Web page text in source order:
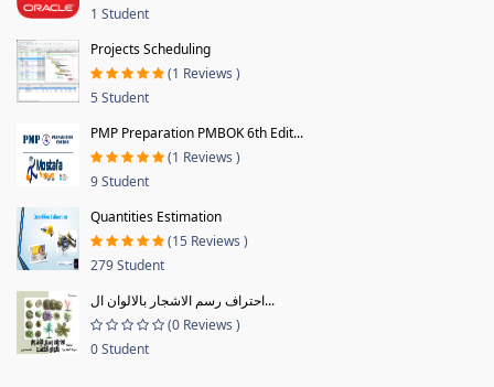
1 Student
Projects Scheduling
(1 Reviews )
5 Student
PMP Preparation PMBOK 6th Edit...
(1 Reviews )
9 Student
Quantities Estimation
(15 Reviews )
279 Student
احتراف رسم الاشجار بالالوان ال...
(0 Reviews )
0 Student